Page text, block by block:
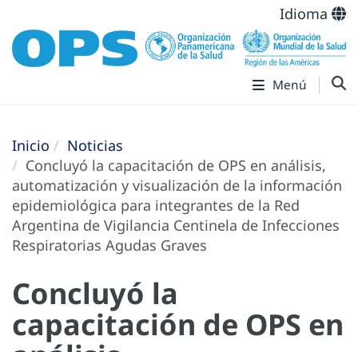
Idioma
Menú
Inicio
Noticias
Concluyó la capacitación de OPS en análisis,
automatización y visualización de la información
epidemiológica para integrantes de la Red
Argentina de Vigilancia Centinela de Infecciones
Respiratorias Agudas Graves
Concluyó la
capacitación de OPS en